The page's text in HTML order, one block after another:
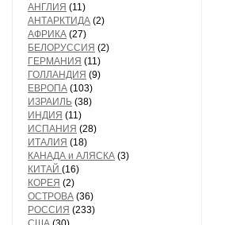
АНГЛИЯ (11)
АНТАРКТИДА (2)
АФРИКА (27)
БЕЛОРУССИЯ (2)
ГЕРМАНИЯ (11)
ГОЛЛАНДИЯ (9)
ЕВРОПА (103)
ИЗРАИЛЬ (38)
ИНДИЯ (11)
ИСПАНИЯ (28)
ИТАЛИЯ (18)
КАНАДА и АЛЯСКА (3)
КИТАЙ (16)
КОРЕЯ (2)
ОСТРОВА (36)
РОССИЯ (233)